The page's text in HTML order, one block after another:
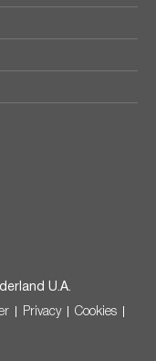
U.A.
Privacy Cookies